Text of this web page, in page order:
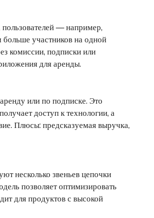
— например,
участников на одной
комиссии, подписки или
для аренды.
или по подписке. Это
доступ к технологии, а
Плюсы: предсказуемая выручка,
несколько звеньев цепочки
позволяет оптимизировать
для продуктов с высокой